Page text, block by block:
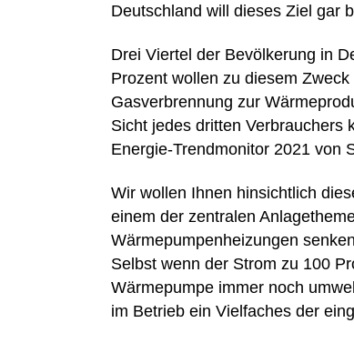
Deutschland will dieses Ziel gar
Drei Viertel der Bevölkerung in
Prozent wollen zu diesem
Gasverbrennung zur
Sicht jedes dritten Verbrauchers
Energie-Trendmonitor 2021 von
Wir wollen Ihnen hinsichtlich
einem der zentralen
Wärmepumpenheizungen
Selbst wenn der Strom zu 100
Wärmepumpe immer noch
im Betrieb ein Vielfaches der